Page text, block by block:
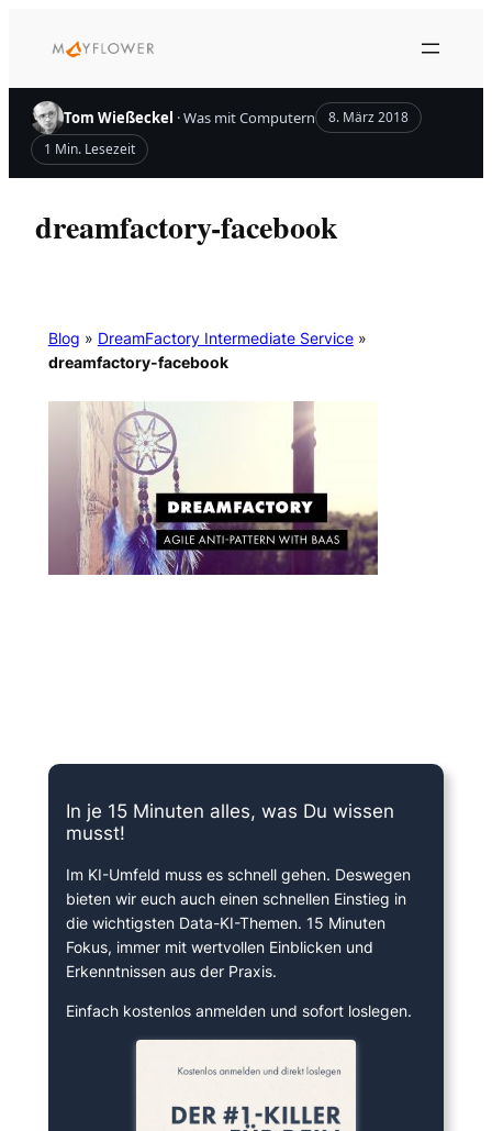
Inhalt
Tom Wießeckel · Was mit Computern
8. März 2018
1 Min. Lesezeit
dreamfactory-facebook
Blog » DreamFactory Intermediate Service»
dreamfactory-facebook
In je 15 Minuten alles, was Du wissen
musst!
Im KI-Umfeld muss es schnell gehen. Deswegen
bieten wir euch auch einen schnellen Einstieg in
die wichtigsten Data-KI-Themen. 15 Minuten
Fokus, immer mit wertvollen Einblicken und
Erkenntnissen aus der Praxis.
Einfach kostenlos anmelden und sofort loslegen.